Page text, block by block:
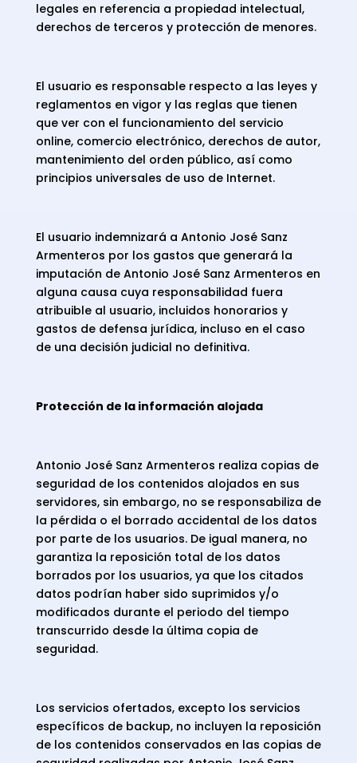
legales en referencia a propiedad intelectual,
derechos de terceros y protección de menores.
El usuario es responsable respecto a las leyes y
reglamentos en vigor y las reglas que tienen
que ver con el funcionamiento del servicio
online, comercio electrónico, derechos de autor,
mantenimiento del orden público, así como
principios universales de uso de Internet.
El usuario indemnizará a Antonio José Sanz
Armenteros por los gastos que generará la
imputación de Antonio José Sanz Armenteros en
alguna causa cuya responsabilidad fuera
atribuible al usuario, incluidos honorarios y
gastos de defensa jurídica, incluso en el caso
de una decisión judicial no definitiva.
Protección de la información alojada
Antonio José Sanz Armenteros realiza copias de
seguridad de los contenidos alojados en sus
servidores, sin embargo, no se responsabiliza de
la pérdida o el borrado accidental de los datos
por parte de los usuarios. De igual manera, no
garantiza la reposición total de los datos
borrados por los usuarios, ya que los citados
datos podrían haber sido suprimidos y/o
modificados durante el periodo del tiempo
transcurrido desde la última copia de
seguridad.
Los servicios ofertados, excepto los servicios
específicos de backup, no incluyen la reposición
de los contenidos conservados en las copias de